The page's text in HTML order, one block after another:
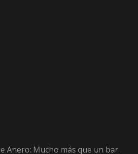
Anero: Mucho más que un bar.